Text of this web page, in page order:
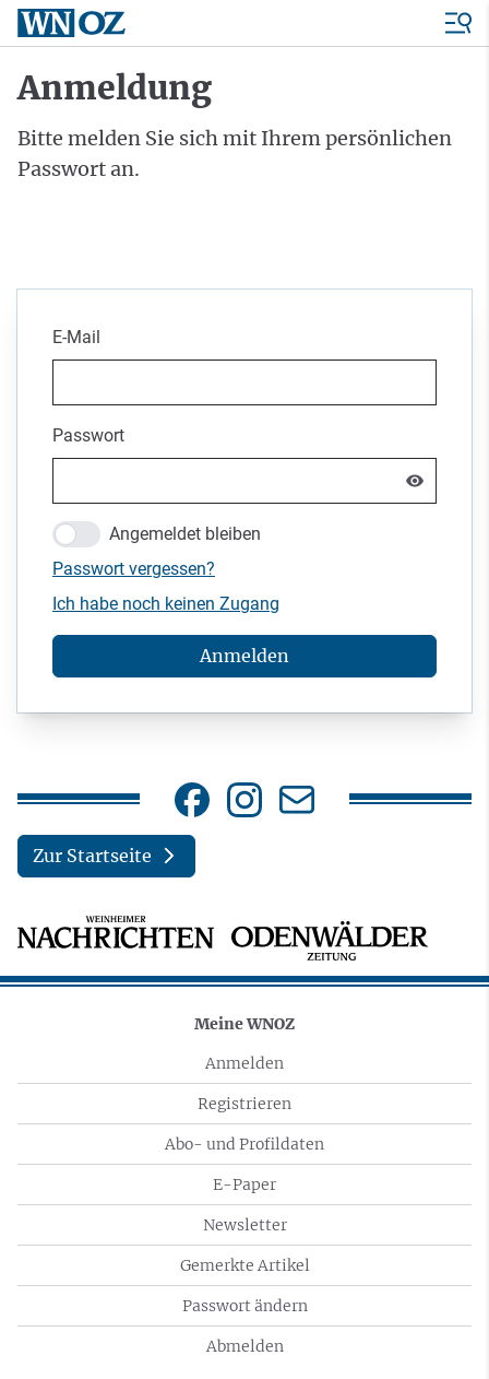
Anmeldung
Bitte melden Sie sich mit Ihrem persönlichen
Passwort an.
E-Mail
Passwort
Angemeldet bleiben
Passwort vergessen?
Ich habe noch keinen Zugang
Anmelden
Zur Startseite
Meine WNOZ
Anmelden
Registrieren
Abo- und Profildaten
E-Paper
Newsletter
Gemerkte Artikel
Passwort ändern
Abmelden